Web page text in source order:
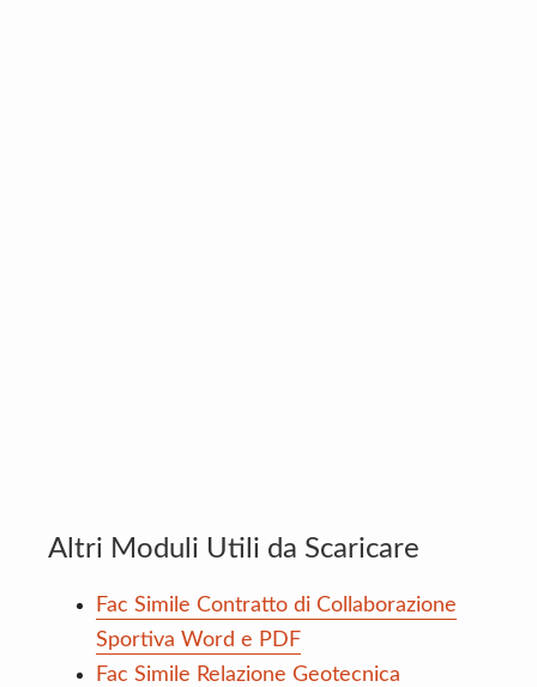
Altri Moduli Utili da Scaricare
Fac Simile Contratto di Collaborazione
Sportiva Word e PDF
Fac Simile Relazione Geotecnica